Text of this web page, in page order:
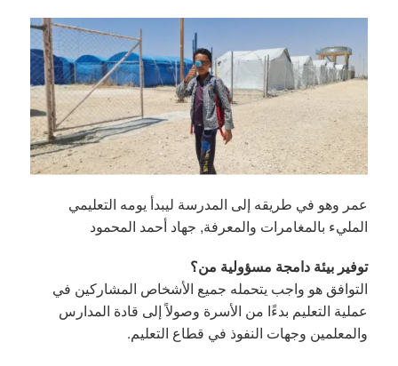
عمر وهو في طريقه إلى المدرسة ليبدأ يومه التعليمي
المليء بالمغامرات والمعرفة, جهاد أحمد المحمود
توفير بيئة دامجة مسؤولية من؟
التوافق هو واجب يتحمله جميع الأشخاص المشاركين في
عملية التعليم بدءًا من الأسرة وصولاً إلى قادة المدارس
والمعلمين وجهات النفوذ في قطاع التعليم.